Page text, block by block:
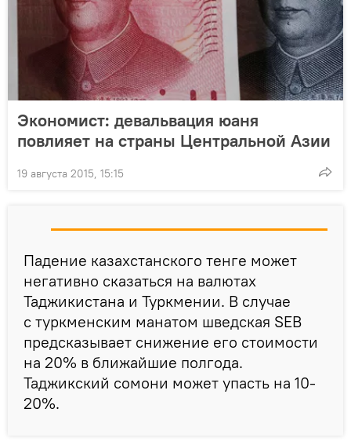
Экономист: девальвация юаня
повлияет на страны Центральной Азии
19 августа 2015, 15:15
Падение казахстанского тенге может
негативно сказаться на валютах
Таджикистана и Туркмении. В случае
с туркменским манатом шведская SEB
предсказывает снижение его стоимости
на 20% в ближайшие полгода.
Таджикский сомони может упасть на 10-
20%.